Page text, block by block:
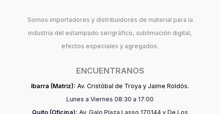
Somos importadores y distribuidores de material para la
industria del estampado serigráfico, sublimación digital,
efectos especiales y agregados.
ENCUENTRANOS
Ibarra (Matriz): Av. Cristóbal de Troya y Jaime Roldós.
Lunes a Viernes 08:30 a 17:00
Quito (Oficina): Av. Galo Plaza Lasso 170144 y De Los